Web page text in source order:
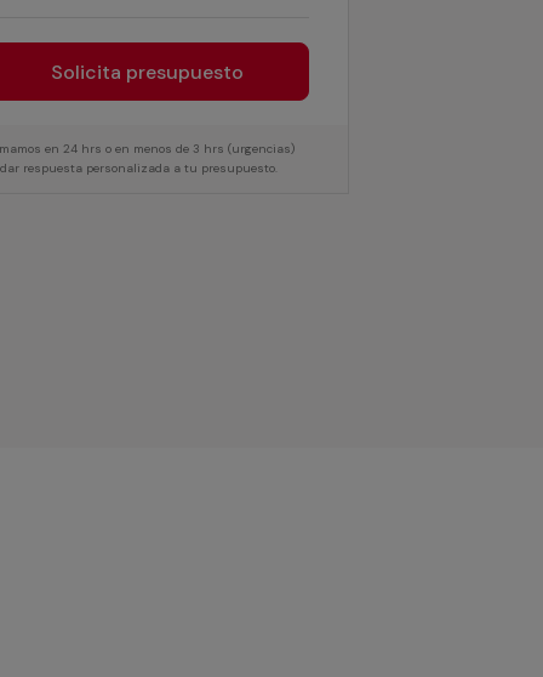
Solicita presupuesto
en 24 hrs o en menos de 3 hrs (urgencias)
respuesta personalizada a tu presupuesto.